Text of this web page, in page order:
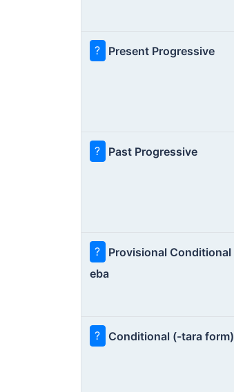
? Present Progressive
? Past Progressive
?
Provisional Conditional
eba
? Conditional (-tara form)